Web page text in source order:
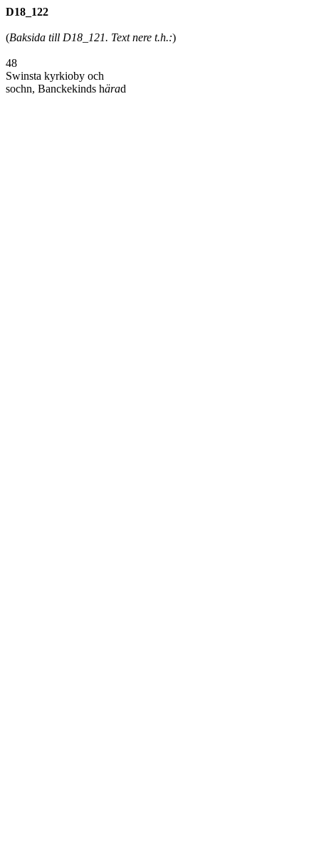
D18_122
(Baksida till D18_121. Text nere t.h.:)
48
Swinsta kyrkioby och
sochn, Banckekinds härad